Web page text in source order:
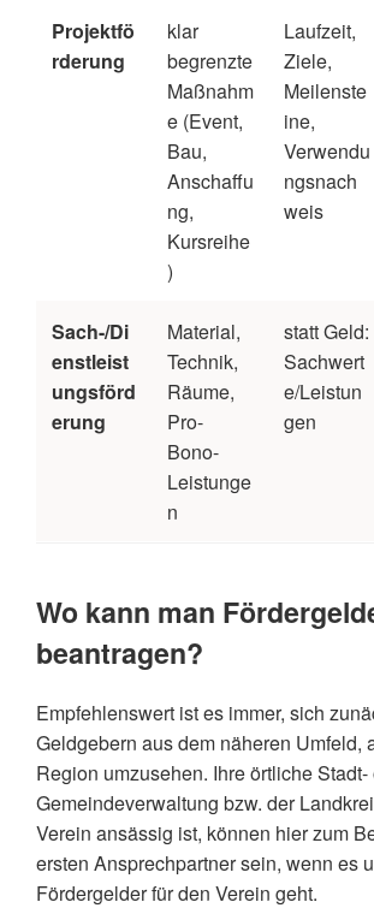
Projektfö
rderung
klar
begrenzte
Maßnahm
e (Event,
Bau,
Anschaffu
ng,
Kursreihe
)
Laufzeit,
Ziele,
Meilenste
ine,
Verwendu
ngsnach
weis
Sach-/Di
enstleist
ungsförd
erung
Material,
Technik,
Räume,
Pro-
Bono-
Leistunge
n
statt Geld:
Sachwert
e/Leistun
gen
Wo kann man
beantragen?
Empfehlenswert ist es immer, sich
Geldgebern aus dem näheren Umfeld,
Region umzusehen. Ihre örtliche Stadt-
Gemeindeverwaltung bzw. der
Verein ansässig ist, können hier zum
ersten Ansprechpartner sein, wenn es
Fördergelder für den Verein geht.